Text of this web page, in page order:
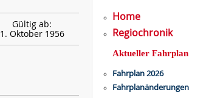
Gültig ab:
1. Oktober 1956
Home
Regiochronik
Aktueller Fahrplan
Fahrplan 2026
Fahrplanänderungen